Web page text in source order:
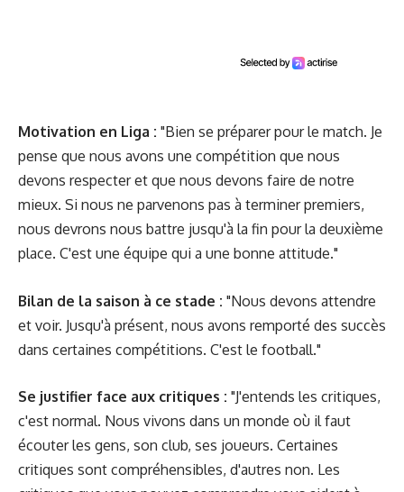
Motivation en Liga : "Bien se préparer pour le match. Je
pense que nous avons une compétition que nous
devons respecter et que nous devons faire de notre
mieux. Si nous ne parvenons pas à terminer premiers,
nous devrons nous battre jusqu'à la fin pour la deuxième
place. C'est une équipe qui a une bonne attitude."
Bilan de la saison à ce stade : "Nous devons attendre
et voir. Jusqu'à présent, nous avons remporté des succès
dans certaines compétitions. C'est le football."
Se justifier face aux critiques : "J'entends les critiques,
c'est normal. Nous vivons dans un monde où il faut
écouter les gens, son club, ses joueurs. Certaines
critiques sont compréhensibles, d'autres non. Les